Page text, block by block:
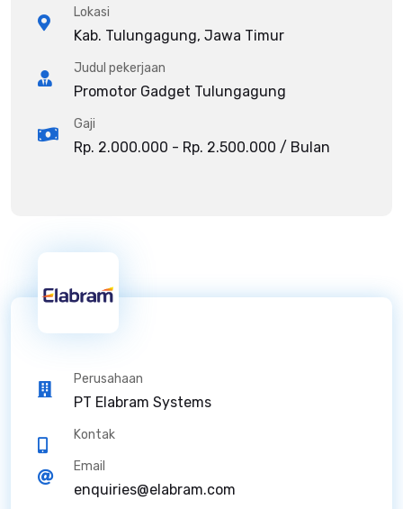
Lokasi
Kab. Tulungagung, Jawa Timur
Judul pekerjaan
Promotor Gadget Tulungagung
Gaji
Rp. 2.000.000 - Rp. 2.500.000 / Bulan
Perusahaan
PT Elabram Systems
Kontak
Email
enquiries@elabram.com